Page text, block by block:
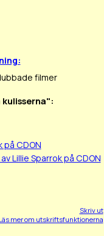
filmer
på CDON
Lillie Sparrok på CDON
Skriv ut
mer om utskriftsfunktionerna